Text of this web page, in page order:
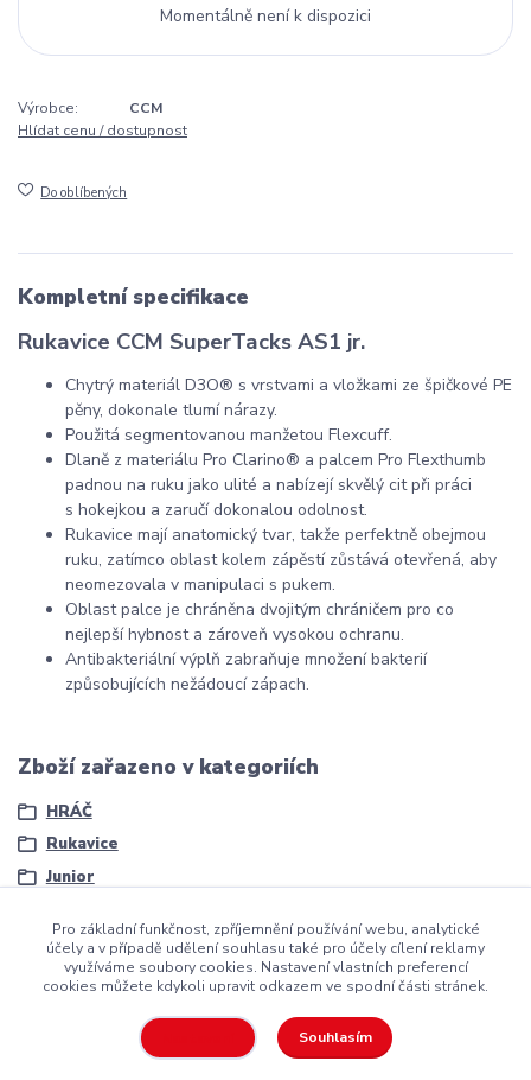
Momentálně není k dispozici
Výrobce:
CCM
Hlídat cenu / dostupnost
Do oblíbených
Kompletní specifikace
Rukavice CCM SuperTacks AS1 jr.
Chytrý materiál D3O® s vrstvami a vložkami ze špičkové PE
pěny, dokonale tlumí nárazy.
Použitá segmentovanou manžetou Flexcuff.
Dlaně z materiálu Pro Clarino® a palcem Pro Flexthumb
padnou na ruku jako ulité a nabízejí skvělý cit při práci
s hokejkou a zaručí dokonalou odolnost.
Rukavice mají anatomický tvar, takže perfektně obejmou
ruku, zatímco oblast kolem zápěstí zůstává otevřená, aby
neomezovala v manipulaci s pukem.
Oblast palce je chráněna dvojitým chráničem pro co
nejlepší hybnost a zároveň vysokou ochranu.
Antibakteriální výplň zabraňuje množení bakterií
způsobujících nežádoucí zápach.
Zboží zařazeno v kategoriích
HRÁČ
Rukavice
Junior
Copyright ©2016Hockeyzone.cz Brnovaše značková
za rozumnou cenu
Pro základní funkčnost, zpříjemnění používání webu, analytické
účely a v případě udělení souhlasu také pro účely cílení reklamy
využíváme soubory cookies. Nastavení vlastních preferencí
cookies můžete kdykoli upravit odkazem ve spodní části stránek.
Souhlasím